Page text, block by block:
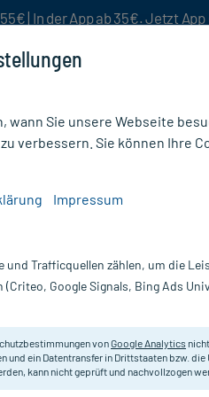
| In der App ab 35€. Jetzt
Gratis-Versand* ab 19€
10
Lässt sich unter
Darreichung:
wann Sie unsere Webseite
verbessern. Sie können Ihre
Impressum
Trafficquellen zählen, um die
Google Signals, Bing Ads
vonGoogle Analytics
und ein Datentransfer in Drittstaaten bzw.
kann nicht geprüft und nachvollzogen